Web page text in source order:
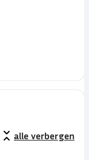
alle verbergen